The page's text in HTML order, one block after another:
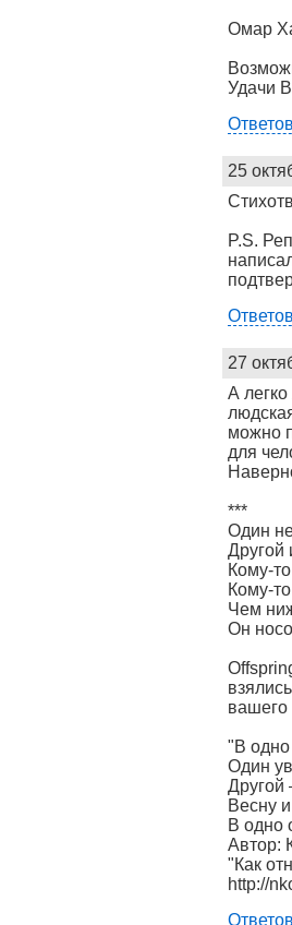
Омар
Удачи
25
P.S.
27
А
можно
для
***
Один
Другой
Кому-
Кому-
Чем
Он
вашего
"В одно
Один
Другой
Весну
В одно
Автор:
"Как
http://